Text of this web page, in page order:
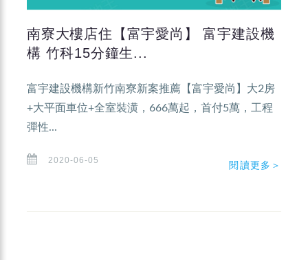
南寮大樓店住【富宇愛尚】 富宇建設機
構 竹科15分鐘生...
富宇建設機構新竹南寮新案推薦【富宇愛尚】大2房
+大平面車位+全室裝潢，666萬起，首付5萬，工程
彈性...
2020-06-05 閱讀更多＞